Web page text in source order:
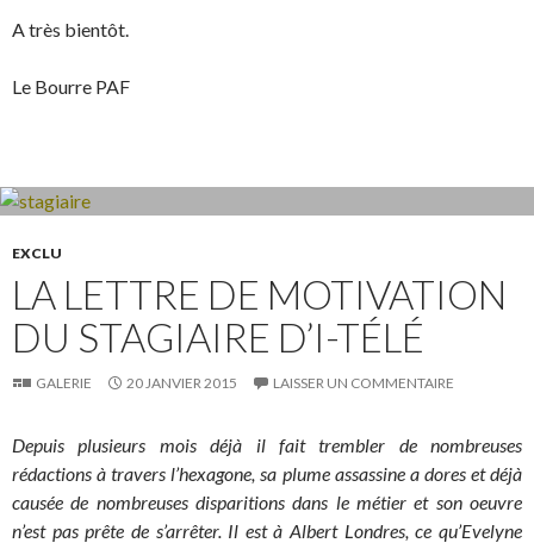
A très bientôt.
Le Bourre PAF
EXCLU
LA LETTRE DE MOTIVATION
DU STAGIAIRE D’I-TÉLÉ
GALERIE 20 JANVIER 2015 LAISSER UN COMMENTAIRE
Depuis plusieurs mois déjà il fait trembler de nombreuses
rédactions à travers l’hexagone, sa plume assassine a dores et déjà
causée de nombreuses disparitions dans le métier et son oeuvre
n’est pas prête de s’arrêter. Il est à Albert Londres, ce qu’Evelyne